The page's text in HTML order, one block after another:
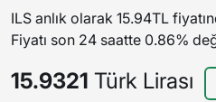
ILS anlık olarak 15.94TL
Fiyatı son 24 saatte 0.86%
15.9321 Türk Lirası